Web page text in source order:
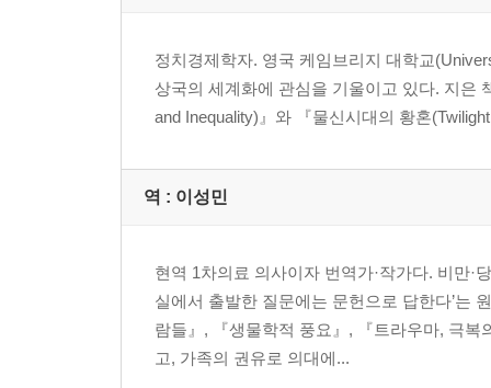
정치경제학자. 영국 케임브리지 대학교
상국의 세계화에 관심을 기울이고 있다. 지은
and Inequality)』와 『물신시대의 황혼
역 : 이성민
현역 1차의료 의사이자 번역가·작가다. 비만·
실에서 출발한 질문에는 문헌으로 답한다’는
람들』, 『생물학적 풍요』, 『트라우마, 극
고, 가족의 권유로 의대에...